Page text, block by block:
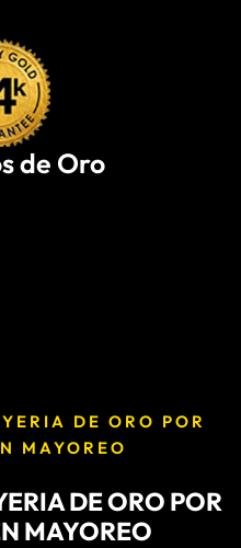
de Oro
DE ORO POR
MAYOREO
DE ORO POR
MAYOREO